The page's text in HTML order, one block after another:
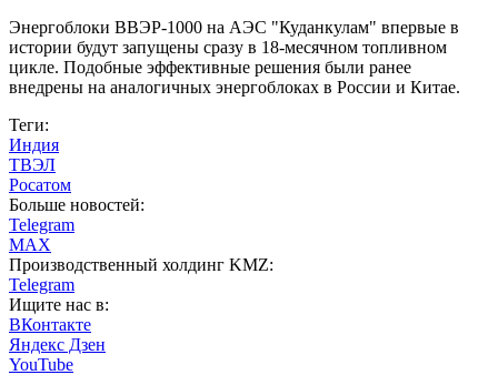
Энергоблоки ВВЭР-1000 на АЭС "Куданкулам" впервые в
истории будут запущены сразу в 18-месячном топливном
цикле. Подобные эффективные решения были ранее
внедрены на аналогичных энергоблоках в России и Китае.
Теги:
Индия
ТВЭЛ
Росатом
Больше новостей:
Telegram
MAX
Производственный холдинг KMZ:
Telegram
Ищите нас в:
ВКонтакте
Яндекс Дзен
YouTube